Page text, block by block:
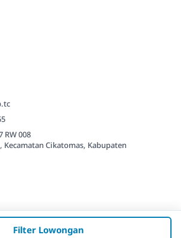
Filter Lowongan
RW 008
Kecamatan Cikatomas, Kabupaten
Tcgroup.tc All rights reserved.